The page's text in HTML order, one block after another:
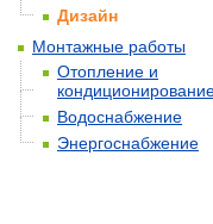
Дизайн
Монтажные работы
Отопление и
Водоснабжение
Энергоснабжение